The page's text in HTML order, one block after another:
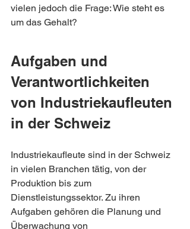
vielen jedoch die Frage: Wie steht es
um das Gehalt?
Aufgaben und
Verantwortlichkeiten
von Industriekaufleuten
in der Schweiz
Industriekaufleute sind in der Schweiz
in vielen Branchen tätig, von der
Produktion bis zum
Dienstleistungssektor. Zu ihren
Aufgaben gehören die Planung und
Überwachung von